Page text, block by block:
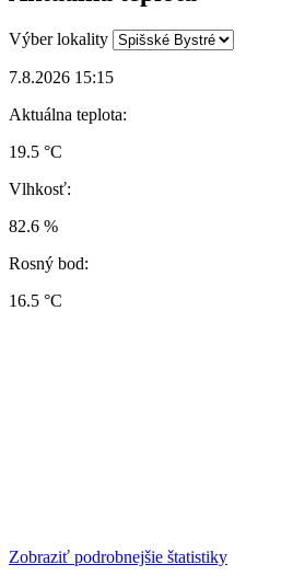
Výber lokality
7.8.2026 15:15
Aktuálna teplota:
19.5 °C
Vlhkosť:
82.6 %
Rosný bod:
16.5 °C
Zobraziť podrobnejšie štatistiky